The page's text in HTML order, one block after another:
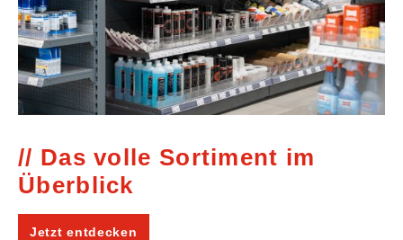
Das volle Sortiment im
Überblick
Jetzt entdecken